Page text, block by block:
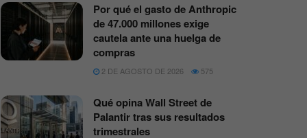
Por qué el gasto de Anthropic
de 47.000 millones exige
cautela ante una huelga de
compras
2 DE AGOSTO DE 2026 575
Qué opina Wall Street de
Palantir tras sus resultados
trimestrales